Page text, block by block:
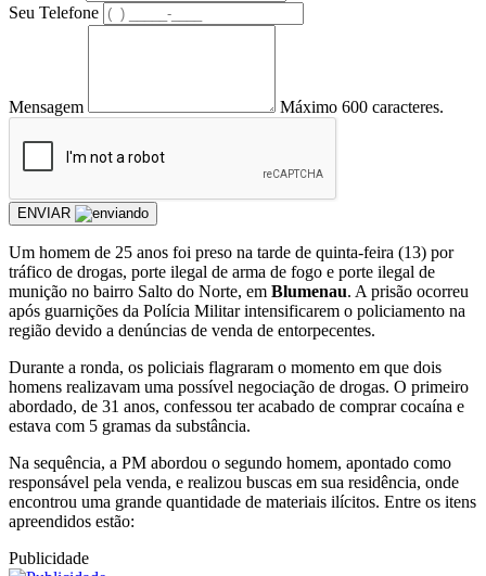
Seu Telefone
Mensagem Máximo 600 caracteres.
ENVIAR
Um homem de 25 anos foi preso na tarde de quinta-feira (13) por
tráfico de drogas, porte ilegal de arma de fogo e porte ilegal de
munição no bairro Salto do Norte, em Blumenau. A prisão ocorreu
após guarnições da Polícia Militar intensificarem o policiamento na
região devido a denúncias de venda de entorpecentes.
Durante a ronda, os policiais flagraram o momento em que dois
homens realizavam uma possível negociação de drogas. O primeiro
abordado, de 31 anos, confessou ter acabado de comprar cocaína e
estava com 5 gramas da substância.
Na sequência, a PM abordou o segundo homem, apontado como
responsável pela venda, e realizou buscas em sua residência, onde
encontrou uma grande quantidade de materiais ilícitos. Entre os itens
apreendidos estão:
Publicidade